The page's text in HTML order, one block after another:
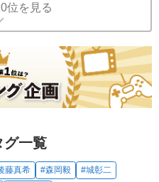
位を見る
グ一覧
藤真希 #森岡毅
#城彰二